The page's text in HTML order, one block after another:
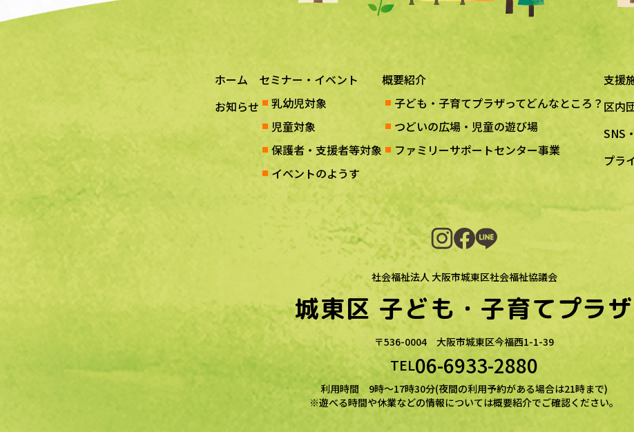
ホーム
お知らせ
セミナー・イベント
乳幼児対象
児童対象
保護者・支援者等対象
イベントのようす
概要紹介
子ども・子育てプラザってどんなところ？
つどいの広場・児童の遊び場
ファミリーサポートセンター事業
支援
区内
SNS
プラ
社会福祉法人 大阪市城東区社会福祉協議会
城東区子ども・子育てプラザ
〒536-0004 大阪市城東区今福西1-1-39
TEL06-6933-2880
利用時間 9時～17時30分(夜間の利用予約がある場合は21時まで)
※遊べる時間や休業などの情報については概要紹介でご確認ください。